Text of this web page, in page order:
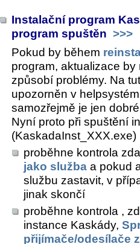
Instalační program
program spuštěn >>>
Pokud by během
program, aktualizace
způsobí problémy. Na
upozorněn v
samozřejmě je jen
Nyní proto při spuštění
(KaskadaInst_XXX.exe)
proběhne kontrola
jako služba a pokud
službu zastavit, v
jinak skončí
proběhne kontrola ,
instance Kaskády,
přijímače/odesílače